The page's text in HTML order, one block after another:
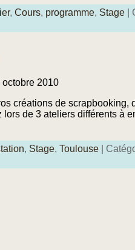
,Cours, programme, Stage |
2010
créations de scrapbooking,
de 3 ateliers différents à
, Stage,Toulouse |